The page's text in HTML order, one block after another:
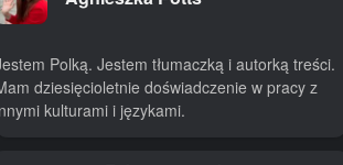
Polką. Jestem tłumaczką i autorką treści.
dziesięcioletnie doświadczenie w pracy z
kulturami i językami.